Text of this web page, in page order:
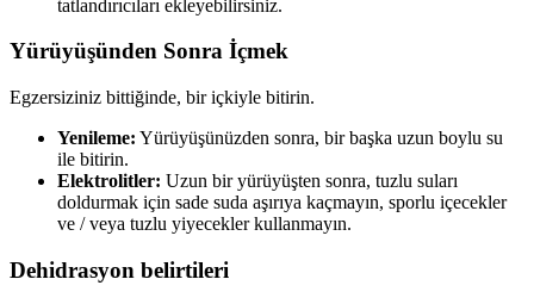
tatlandırıcıları ekleyebilirsiniz.
Yürüyüşünden Sonra İçmek
Egzersiziniz bittiğinde, bir içkiyle bitirin.
Yenileme: Yürüyüşünüzden sonra, bir başka uzun boylu su
ile bitirin.
Elektrolitler: Uzun bir yürüyüşten sonra, tuzlu suları
doldurmak için sade suda aşırıya kaçmayın, sporlu içecekler
ve / veya tuzlu yiyecekler kullanmayın.
Dehidrasyon belirtileri